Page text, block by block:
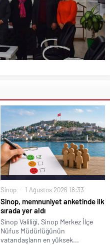
Sinop 1 Ağustos 2026 18:33
Sinop, memnuniyet anketinde ilk
sırada yer aldı
Sinop Valiliği, Sinop Merkez İlçe
Nüfus Müdürlüğünün
vatandaşların en yüksek...